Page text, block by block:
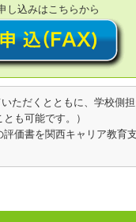
し込みはこちらから
ただくとともに、学校側
も可能です。）
価書を関西キャリア教育